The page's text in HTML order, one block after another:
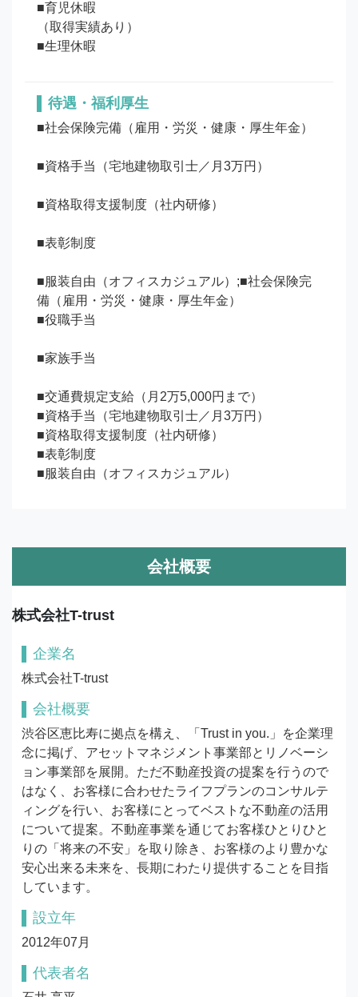
■育児休暇
（取得実績あり）
待遇・福利厚生
■社会保険完備（雇用・労災・健康・厚生年金）
■資格手当（宅地建物取引士／月3万円）
■資格取得支援制度（社内研修）
■表彰制度
■服装自由（オフィスカジュアル）;■社会保険完
備（雇用・労災・健康・厚生年金）
■役職手当
■家族手当
■交通費規定支給（月2万5,000円まで）
■資格手当（宅地建物取引士／月3万円）
■資格取得支援制度（社内研修）
■表彰制度
■服装自由（オフィスカジュアル）
会社概要
株式会社T-trust
企業名
株式会社T-trust
会社概要
渋谷区恵比寿に拠点を構え、「Trust in you.」を企業理
念に掲げ、アセットマネジメント事業部とリノベーシ
ョン事業部を展開。ただ不動産投資の提案を行うので
はなく、お客様に合わせたライフプランのコンサルテ
ィングを行い、お客様にとってベストな不動産の活用
について提案。不動産事業を通じてお客様ひとりひと
りの「将来の不安」を取り除き、お客様のより豊かな
安心出来る未来を、長期にわたり提供することを目指
しています。
設立年
2012年07月
代表者名